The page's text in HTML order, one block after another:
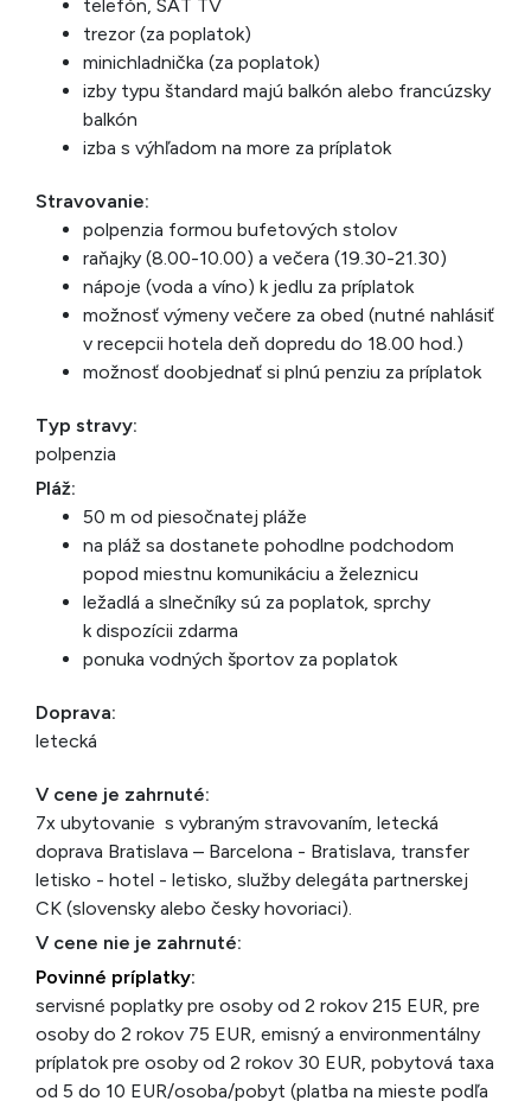
telefón, SAT TV
trezor (za poplatok)
minichladnička (za poplatok)
izby typu štandard majú balkón alebo francúzsky
balkón
izba s výhľadom na more za príplatok
Stravovanie:
polpenzia formou bufetových stolov
raňajky (8.00-10.00) a večera (19.30-21.30)
nápoje (voda a víno) k jedlu za príplatok
možnosť výmeny večere za obed (nutné nahlásiť
v recepcii hotela deň dopredu do 18.00 hod.)
možnosť doobjednať si plnú penziu za príplatok
Typ stravy:
polpenzia
Pláž:
50 m od piesočnatej pláže
na pláž sa dostanete pohodlne podchodom
popod miestnu komunikáciu a železnicu
ležadlá a slnečníky sú za poplatok, sprchy
k dispozícii zdarma
ponuka vodných športov za poplatok
Doprava:
letecká
V cene je zahrnuté:
7x ubytovanie s vybraným stravovaním, letecká
doprava Bratislava – Barcelona - Bratislava, transfer
letisko - hotel - letisko, služby delegáta partnerskej
CK (slovensky alebo česky hovoriaci).
V cene nie je zahrnuté:
Povinné príplatky:
servisné poplatky pre osoby od 2 rokov 215 EUR, pre
osoby do 2 rokov 75 EUR, emisný a environmentálny
príplatok pre osoby od 2 rokov 30 EUR, pobytová taxa
od 5 do 10 EUR/osoba/pobyt (platba na mieste podľa